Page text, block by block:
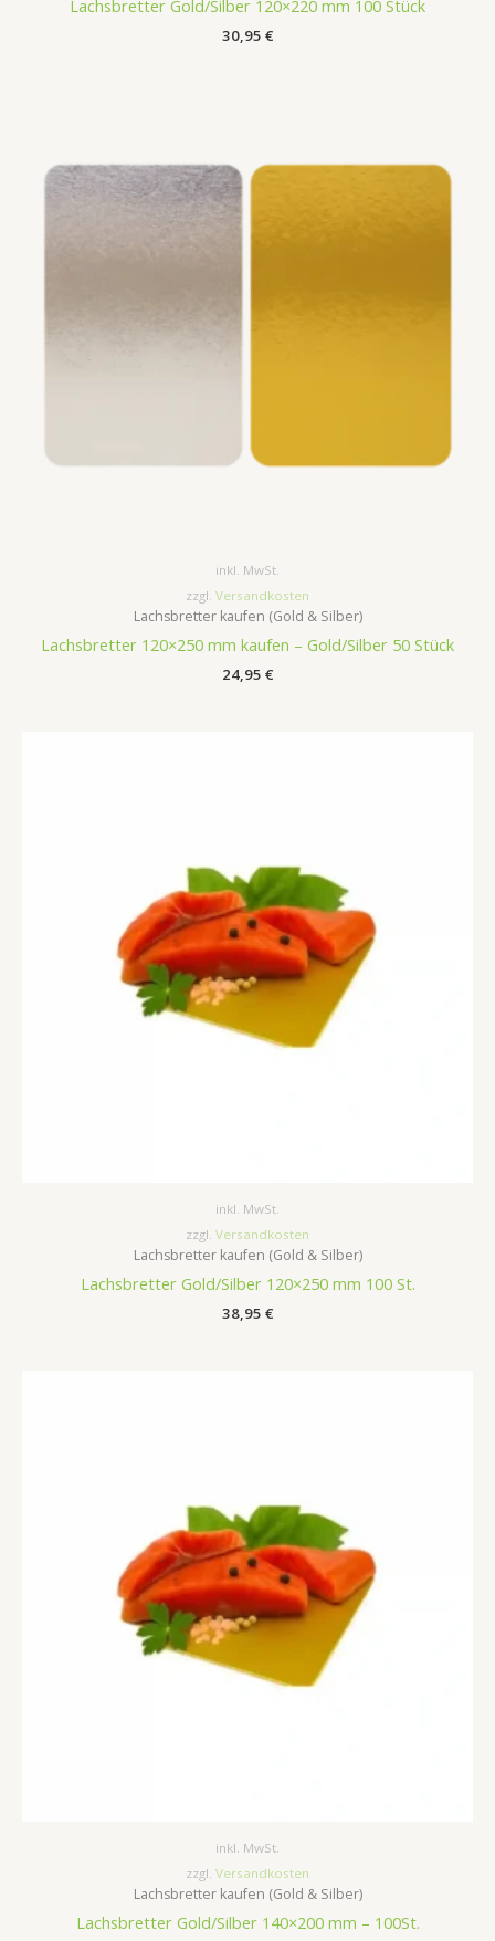
Lachsbretter Gold/Silber 120×220 mm 100 Stück
30,95 €
inkl. MwSt.
zzgl. Versandkosten
Lachsbretter kaufen (Gold & Silber)
Lachsbretter 120×250 mm kaufen – Gold/Silber 50 Stück
24,95 €
inkl. MwSt.
zzgl. Versandkosten
Lachsbretter kaufen (Gold & Silber)
Lachsbretter Gold/Silber 120×250 mm 100 St.
38,95 €
inkl. MwSt.
zzgl. Versandkosten
Lachsbretter kaufen (Gold & Silber)
Lachsbretter Gold/Silber 140×200 mm – 100St.